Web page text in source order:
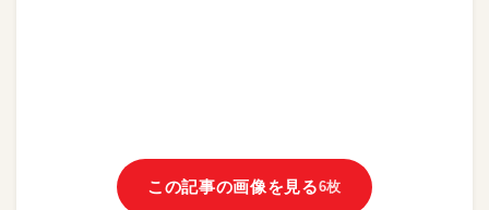
この記事の画像を見る6枚